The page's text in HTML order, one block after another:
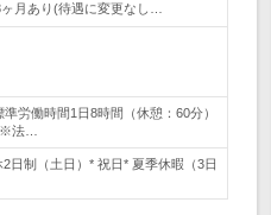
月あり(待遇に変更なし…
労働時間1日8時間（休憩：60分）
法…
日制（土日）* 祝日* 夏季休暇（3日